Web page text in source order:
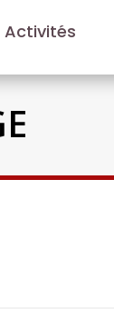
Activités